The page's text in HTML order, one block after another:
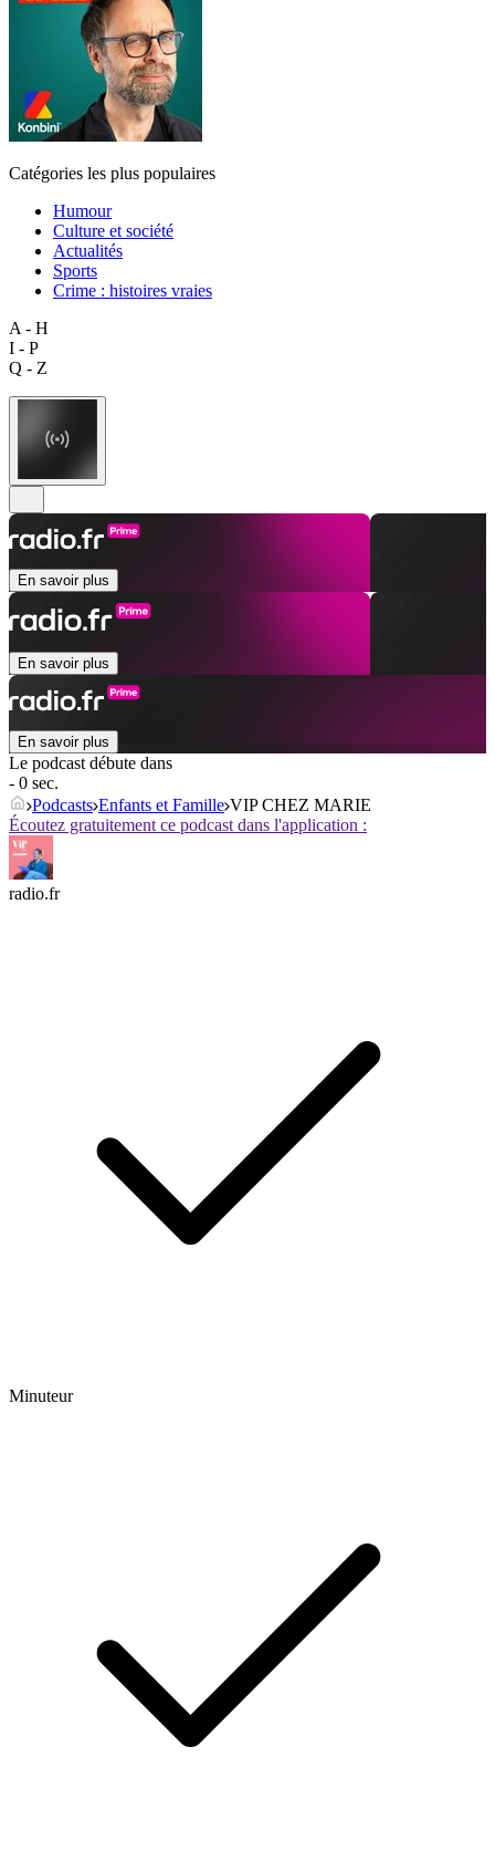
Catégories les plus populaires
Humour
Culture et société
Actualités
Sports
Crime : histoires vraies
A - H
I - P
Q - Z
En savoir plus
En savoir plus
En savoir plus
Le podcast débute dans
- 0 sec.
Podcasts Enfants et Famille VIP CHEZ MARIE
Écoutez gratuitement ce podcast dans l'application :
radio.fr
Minuteur